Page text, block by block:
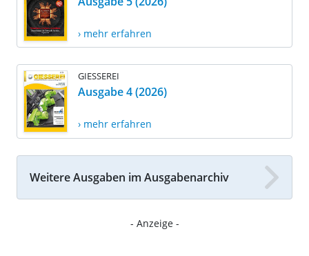
› mehr erfahren
GIESSEREI
Ausgabe 4 (2026)
› mehr erfahren
Weitere Ausgaben im Ausgabenarchiv
- Anzeige -